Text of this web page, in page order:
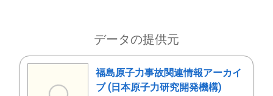
データの提供元
福島原子力事故関連情報アーカイ
ブ (日本原子力研究開発機構)